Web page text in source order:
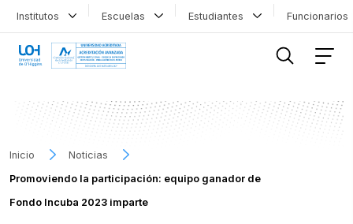
Institutos Escuelas Estudiantes
Inicio
Noticias
Promoviendo la participación: equipo ganador de
Fondo Incuba 2023 imparte